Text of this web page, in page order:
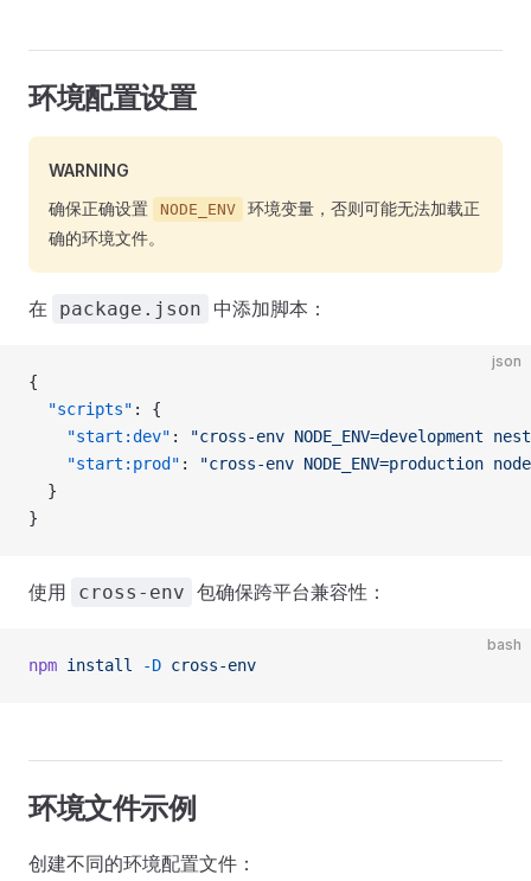
环境配置设置
WARNING
确保正确设置
NODE_ENV
环境变量，否则可能无法加载正
确的环境文件。
在 package.json 中添加脚本：
json
{
  "scripts"
: {
    "start:dev"
:
"cross-env NODE_ENV=development
    "start:prod"
:
"cross-env NODE_ENV=production
  }
}
使用 cross-env 包确保跨平台兼容性：
bash
npm install -D cross-env
环境文件示例
创建不同的环境配置文件：